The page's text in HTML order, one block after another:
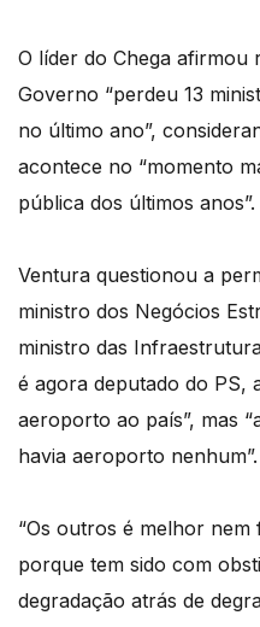
O líder do Chega afirmou
Governo “perdeu 13
no último ano”,
acontece no “momento
pública dos últimos anos”.
Ventura questionou a
ministro dos Negócios
ministro das
é agora deputado do PS,
aeroporto ao país”, mas
havia aeroporto nenhum”.
“Os outros é melhor
porque tem sido com
degradação atrás de